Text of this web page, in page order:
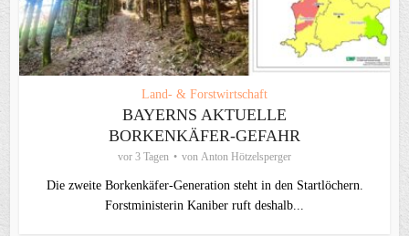
Land- & Forstwirtschaft
BAYERNS AKTUELLE
BORKENKÄFER-GEFAHR
vor 3 Tagen von Anton Hötzelsperger
Die zweite Borkenkäfer-Generation steht in den Startlöchern.
Forstministerin Kaniber ruft deshalb...